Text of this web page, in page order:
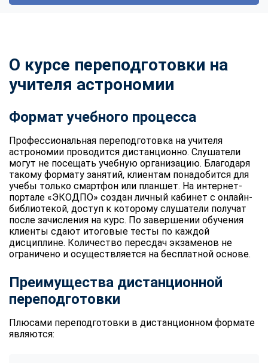
О курсе переподготовки на
учителя астрономии
Формат учебного процесса
Профессиональная переподготовка на учителя
астрономии проводится дистанционно. Слушатели
могут не посещать учебную организацию. Благодаря
такому формату занятий, клиентам понадобится для
учебы только смартфон или планшет. На интернет-
портале «ЭКОДПО» создан личный кабинет с онлайн-
библиотекой, доступ к которому слушатели получат
после зачисления на курс. По завершении обучения
клиенты сдают итоговые тесты по каждой
дисциплине. Количество пересдач экзаменов не
ограничено и осуществляется на бесплатной основе.
Преимущества дистанционной
переподготовки
Плюсами переподготовки в дистанционном формате
являются: